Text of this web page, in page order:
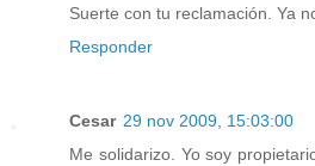
Suerte con tu reclamación. Ya
Responder
Cesar 29 nov 2009, 15:03:00
Me solidarizo. Yo soy